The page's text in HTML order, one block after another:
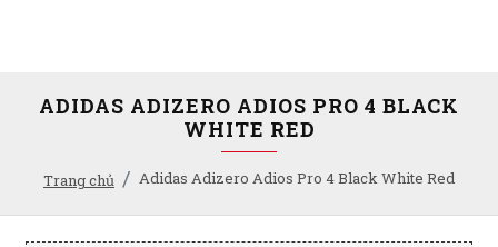
Trang chủ Adidas Adizero Adios Pro 4 Black White Red
ADIDAS ADIZERO ADIOS PRO 4 BLACK
WHITE RED